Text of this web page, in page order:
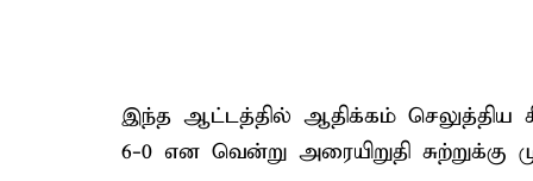
இந்த ஆட்டத்தில் ஆதிக்கம் செலுத்திய
6-0 என வென்று அரையிறுதி சுற்றுக்கு